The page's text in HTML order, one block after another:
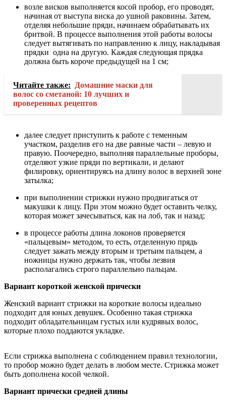
возле висков выполняется косой пробор, его проводят,
начиная от выступа виска до ушной раковины. Затем,
отделяя небольшие пряди, начинаем обрабатывать их
бритвой. В процессе выполнения этой работы волосы
следует вытягивать по направлению к лицу, накладывая
прядки одна на другую. Каждая следующая прядка
должна быть короче предыдущей на 1 см;
Читайте также:
Домашние маски для
волос со сметаной: 10 лучших и
проверенных рецептов
далее следует приступить к работе с теменным
участком, разделив его на две равные части – левую и
правую. Поочередно, выполняя параллельные проборы,
отделяют узкие пряди по вертикали, и делают
филировку, ориентируясь на длину волос в верхней зоне
затылка;
при выполнении стрижки нужно продвигаться от
макушки к лицу. При этом можно будет оставить челку,
которая может зачесываться, как на лоб, так и назад;
в процессе работы длина локонов проверяется
«пальцевым» методом, то есть, отделенную прядь
следует зажать между вторым и третьим пальцем, а
ножницы нужно держать так, чтобы лезвия
располагались строго параллельно пальцам.
Вариант короткой женской прически
Женский вариант стрижки на короткие волосы идеально
подходит для юных девушек. Особенно такая стрижка
подходит обладательницам густых или кудрявых волос,
которые плохо поддаются укладке.
Если стрижка выполнена с соблюдением правил технологии,
то пробор можно будет делать в любом месте. Стрижка может
быть дополнена косой челкой.
Вариант прически средней длины